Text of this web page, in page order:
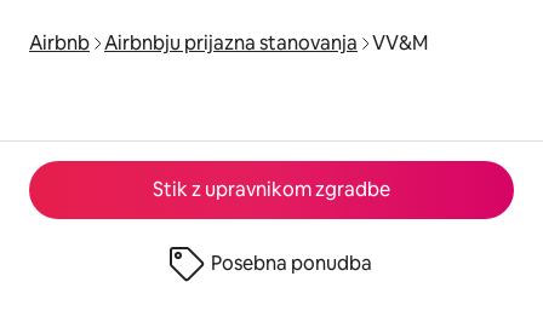
Stik z upravnikom zgradbe
Posebna ponudba
Airbnb Airbnbju prijazna stanovanja VV&M